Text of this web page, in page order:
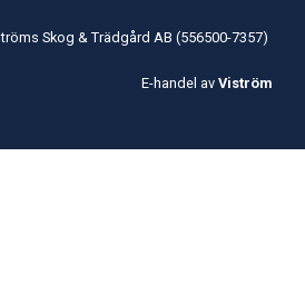
Skog & Trädgård AB (556500-7357)
E-handel av Viström